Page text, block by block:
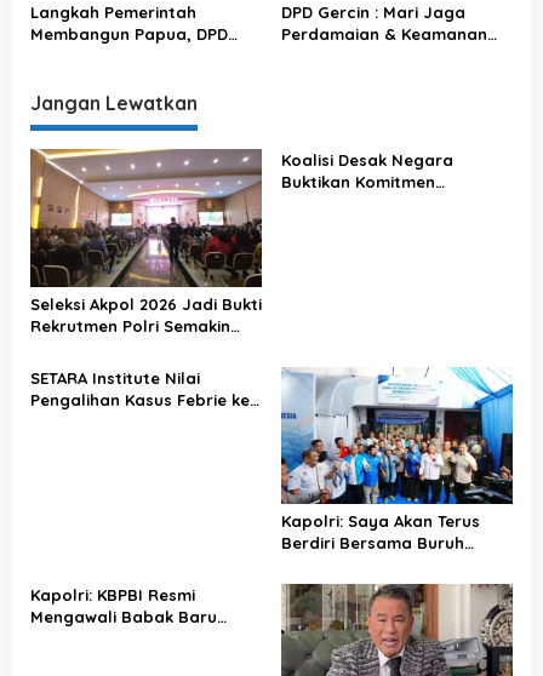
Langkah Pemerintah
Membangun Papua, DPD
DPD Gercin : Mari Jaga
Perdamaian & Keamanan
Jangan Lewatkan
Seleksi Akpol 2026 Jadi Bukti
Rekrutmen Polri Semakin
Koalisi Desak Negara
Buktikan Komitmen
SETARA Institute Nilai
Pengalihan Kasus Febrie ke
Kapolri: Saya Akan Terus
Berdiri Bersama Buruh
Kapolri: KBPBI Resmi
Mengawali Babak Baru